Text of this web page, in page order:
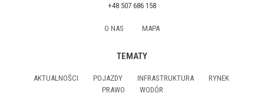
+48 507 686 158
O NAS MAPA
TEMATY
AKTUALNOŚCI POJAZDY INFRASTRUKTURA
RYNEK
PRAWO
WODÓR